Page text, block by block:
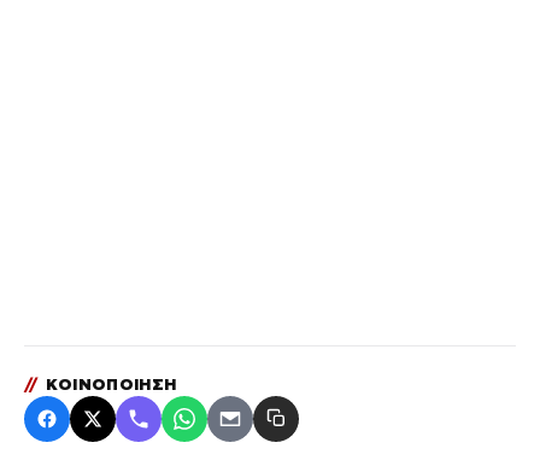
// ΚΟΙΝΟΠΟΙΗΣΗ